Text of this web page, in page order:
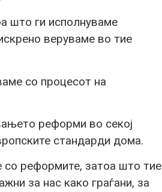
што ги исполнуваме
веруваме во тие
со процесот на
реформи во секој
стандарди дома.
реформите, затоа што тие
за нас како граѓани, за